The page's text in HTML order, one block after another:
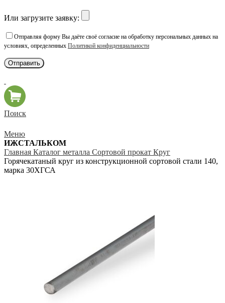
Или загрузите заявку:
Отправляя форму Вы даёте своё согласие на обработку персональных данных на
условиях, определенных Политикой конфиденциальности
Поиск
Меню
ИЖСТАЛЬКОМ
Главная Каталог металла Сортовой прокат Круг
Горячекатаный круг из конструкционной сортовой стали 140,
марка 30ХГСА